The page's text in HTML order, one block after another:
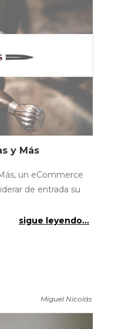
y Más
un eCommerce
de entrada su
sigue leyendo...
Miguel Nicolás